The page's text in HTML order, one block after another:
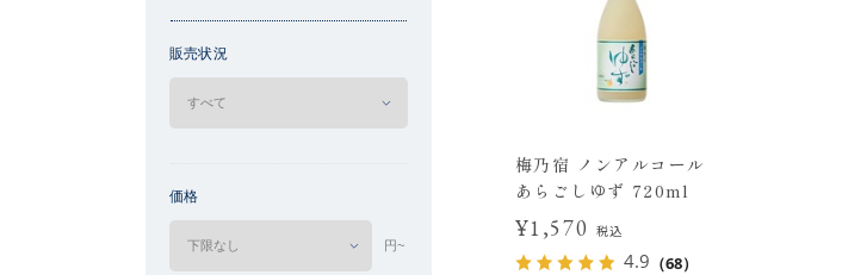
販売状況
価格
円~
梅乃宿 ノンアルコール
あらごしゆず 720ml
¥1,570 税込
4.9 （68）